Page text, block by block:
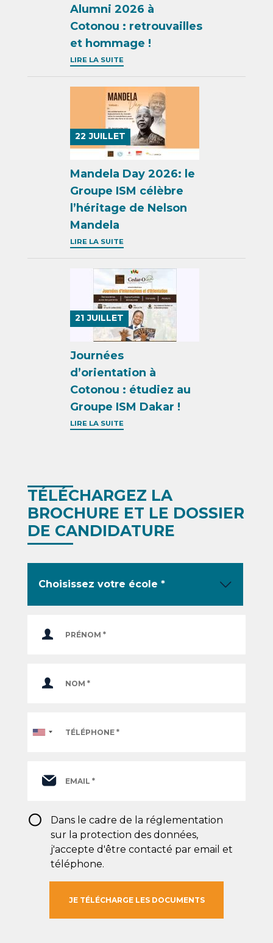
Alumni 2026 à
Cotonou : retrouvailles
et hommage !
LIRE LA SUITE
22 JUILLET
Mandela Day 2026: le
Groupe ISM célèbre
l’héritage de Nelson
Mandela
LIRE LA SUITE
21 JUILLET
Journées
d’orientation à
Cotonou : étudiez au
Groupe ISM Dakar !
LIRE LA SUITE
TÉLÉCHARGEZ LA
BROCHURE ET LE DOSSIER
DE CANDIDATURE
RGPD*
Dans le cadre de la réglementation
sur la protection des données,
j'accepte d'être contacté par email et
téléphone.